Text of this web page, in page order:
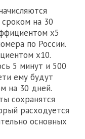
на 30
x5
по России.
x10.
5 минут и 500
ему будут
на 30 дней.
сохранятся
расходуется
основных